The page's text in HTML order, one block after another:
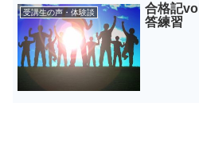
受講生の声・体験談
合格記
答練習